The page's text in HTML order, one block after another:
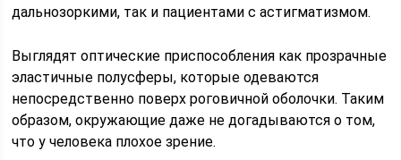
дальнозоркими, так и пациентами с астигматизмом.
Выглядят оптические приспособления как прозрачные
эластичные полусферы, которые одеваются
непосредственно поверх роговичной оболочки. Таким
образом, окружающие даже не догадываются о том,
что у человека плохое зрение.